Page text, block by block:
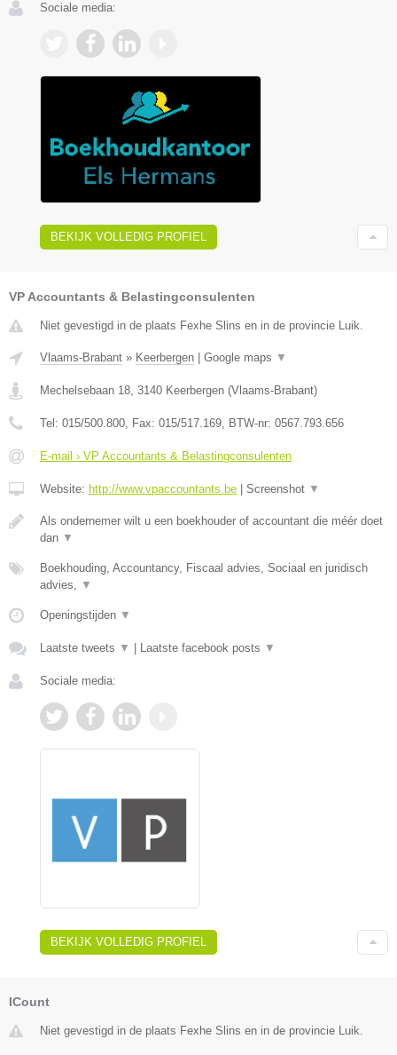
Sociale media:
BEKIJK VOLLEDIG PROFIEL
VP Accountants & Belastingconsulenten
Niet gevestigd in de plaats Fexhe Slins en in de provincie Luik.
Vlaams-Brabant » Keerbergen Google maps ▼
Mechelsebaan 18, 3140 Keerbergen (Vlaams-Brabant)
Tel: 015/500.800, Fax: 015/517.169, BTW-nr: 0567.793.656
E-mail › VP Accountants & Belastingconsulenten
Website: http://www.vpaccountants.be Screenshot ▼
Als ondernemer wilt u een boekhouder of accountant die méér doet
dan ▼
Boekhouding, Accountancy, Fiscaal advies, Sociaal en juridisch
advies, ▼
Openingstijden ▼
Laatste tweets ▼ Laatste facebook posts ▼
Sociale media:
BEKIJK VOLLEDIG PROFIEL
ICount
Niet gevestigd in de plaats Fexhe Slins en in de provincie Luik.